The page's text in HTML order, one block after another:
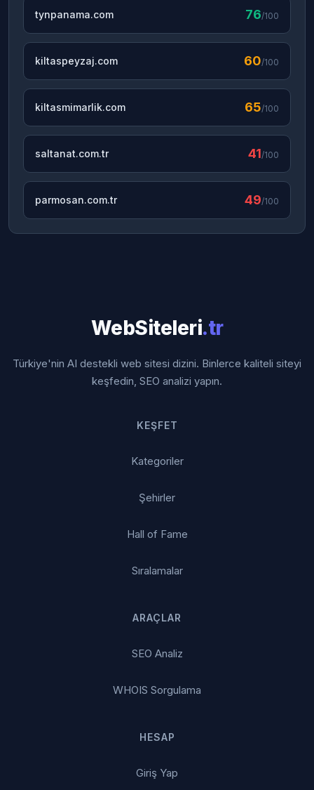
tynpanama.com 76/100
kiltaspeyzaj.com 60/100
kiltasmimarlik.com 65/100
saltanat.com.tr 41/100
parmosan.com.tr 49/100
WebSiteleri.tr
Türkiye'nin AI destekli web sitesi dizini. Binlerce kaliteli siteyi
keşfedin, SEO analizi yapın.
KEŞFET
Kategoriler
Şehirler
Hall of Fame
Sıralamalar
ARAÇLAR
SEO Analiz
WHOIS Sorgulama
HESAP
Giriş Yap